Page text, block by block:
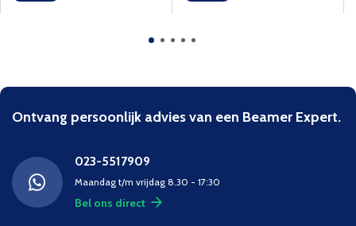
Ontvang persoonlijk advies van een Beamer Expert.
023-5517909
Maandag t/m vrijdag 8.30 - 17:30
Bel ons direct